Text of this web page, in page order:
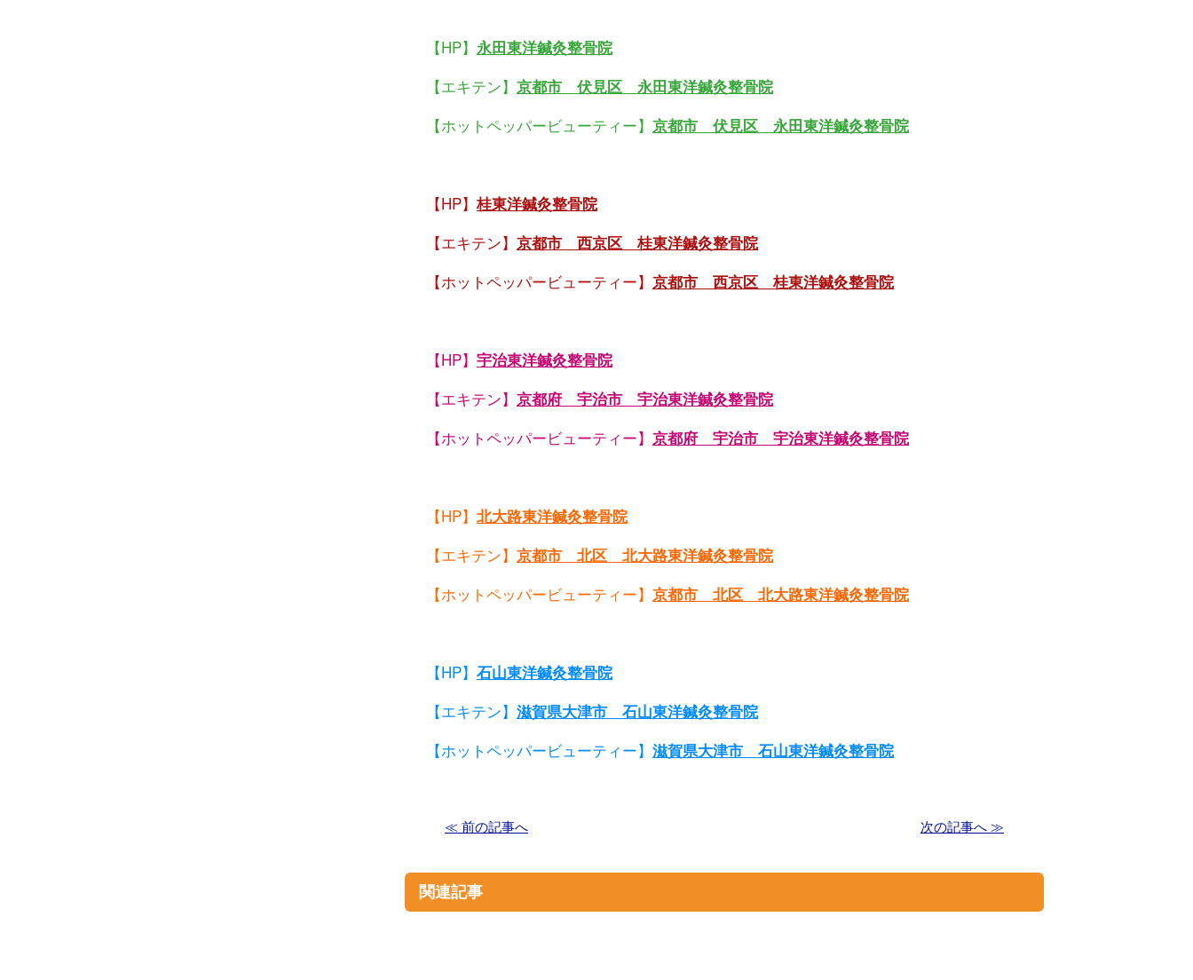
【HP】 永田東洋鍼灸整骨院
【エキテン】 京都市 伏見区 永田東洋鍼灸整骨院
【ホットペッパービューティー】 京都市 伏見区 永田東洋鍼灸整骨院
【HP】 桂東洋鍼灸整骨院
【エキテン】 京都市 西京区 桂東洋鍼灸整骨院
【ホットペッパービューティー】 京都市 西京区 桂東洋鍼灸整骨院
【HP】 宇治東洋鍼灸整骨院
【エキテン】 京都府 宇治市 宇治東洋鍼灸整骨院
【ホットペッパービューティー】 京都府 宇治市 宇治東洋鍼灸整骨院
【HP】 北大路東洋鍼灸整骨院
【エキテン】 京都市 北区 北大路東洋鍼灸整骨院
【ホットペッパービューティー】 京都市 北区 北大路東洋鍼灸整骨院
【HP】 石山東洋鍼灸整骨院
【エキテン】 滋賀県大津市 石山東洋鍼灸整骨院
【ホットペッパービューティー】 滋賀県大津市 石山東洋鍼灸整骨院
≪ 前の記事へ 次の記事へ ≫
関連記事